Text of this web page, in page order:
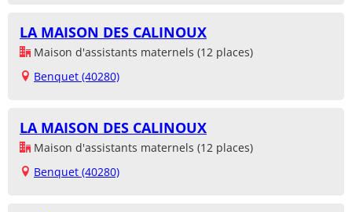
LA MAISON DES CALINOUX
Maison d'assistants maternels (12 places)
Benquet (40280)
LA MAISON DES CALINOUX
Maison d'assistants maternels (12 places)
Benquet (40280)